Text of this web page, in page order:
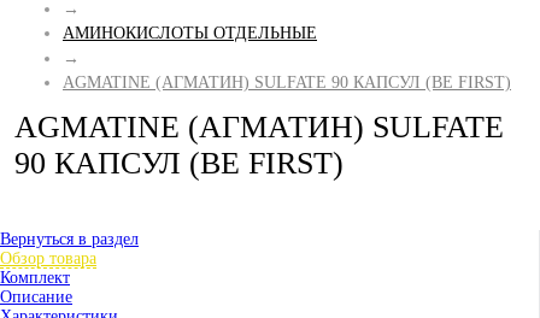
→
АМИНОКИСЛОТЫ ОТДЕЛЬНЫЕ
→
AGMATINE (АГМАТИН) SULFATE 90 КАПСУЛ (BE FIRST)
AGMATINE (АГМАТИН) SULFATE
90 КАПСУЛ (BE FIRST)
Вернуться в раздел
Обзор товара
Комплект
Описание